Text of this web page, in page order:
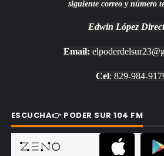
siguiente correo y número
Edwin López
Email:
Cel: 829-984-
ESCUCHA👉 PODER SUR 104 FM